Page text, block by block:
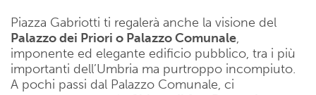
Piazza Gabriotti ti regalerà anche la visione del
Palazzo dei Priori o Palazzo Comunale,
imponente ed elegante edificio pubblico, tra i più
importanti dell’Umbria ma purtroppo incompiuto.
A pochi passi dal Palazzo Comunale, ci